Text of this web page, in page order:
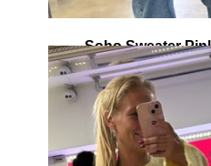
Soho Sweater
€ 39,95